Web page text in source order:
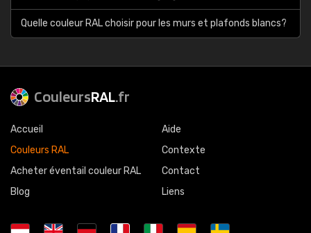
Quelle couleur RAL choisir pour les murs et plafonds blancs?
CouleursRAL.fr
Accueil
Couleurs RAL
Acheter éventail couleur RAL
Blog
Aide
Contexte
Contact
Liens